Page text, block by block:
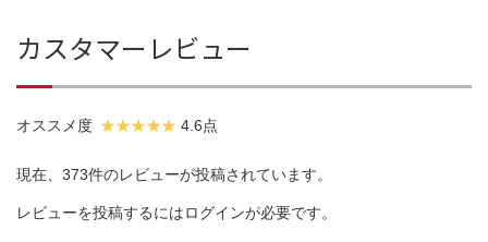
カスタマーレビュー
オススメ度 4.6点
現在、373件のレビューが投稿されています。
レビューを投稿するにはログインが必要です。